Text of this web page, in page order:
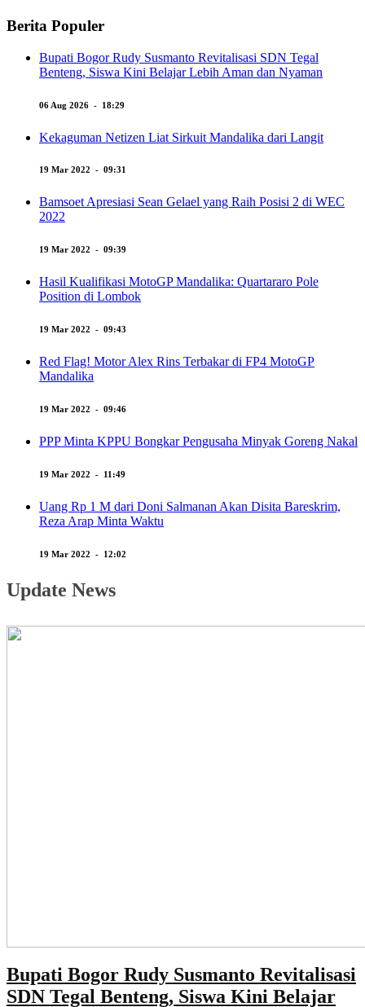
Berita Populer
Bupati Bogor Rudy Susmanto Revitalisasi SDN Tegal
Benteng, Siswa Kini Belajar Lebih Aman dan Nyaman
06 Aug 2026 - 18:29
Kekaguman Netizen Liat Sirkuit Mandalika dari Langit
19 Mar 2022 - 09:31
Bamsoet Apresiasi Sean Gelael yang Raih Posisi 2 di WEC
2022
19 Mar 2022 - 09:39
Hasil Kualifikasi MotoGP Mandalika: Quartararo Pole
Position di Lombok
19 Mar 2022 - 09:43
Red Flag! Motor Alex Rins Terbakar di FP4 MotoGP
Mandalika
19 Mar 2022 - 09:46
PPP Minta KPPU Bongkar Pengusaha Minyak Goreng Nakal
19 Mar 2022 - 11:49
Uang Rp 1 M dari Doni Salmanan Akan Disita Bareskrim,
Reza Arap Minta Waktu
19 Mar 2022 - 12:02
Update News
Bupati Bogor Rudy Susmanto Revitalisasi
SDN Tegal Benteng, Siswa Kini Belajar